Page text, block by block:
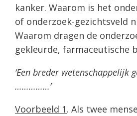
kanker. Waarom is het
of onderzoek-gezichtsveld
Waarom dragen de
gekleurde, farmaceutische
‘Een breder wetenschappelijk
……………’
Voorbeeld 1. Als twee